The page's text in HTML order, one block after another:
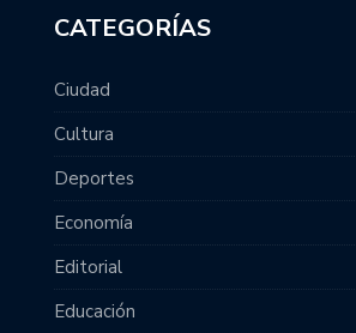
CATEGORÍAS
Ciudad
Cultura
Deportes
Economía
Editorial
Educación